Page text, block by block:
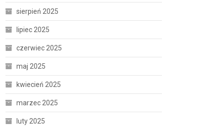
sierpień 2025
lipiec 2025
czerwiec 2025
maj 2025
kwiecień 2025
marzec 2025
luty 2025